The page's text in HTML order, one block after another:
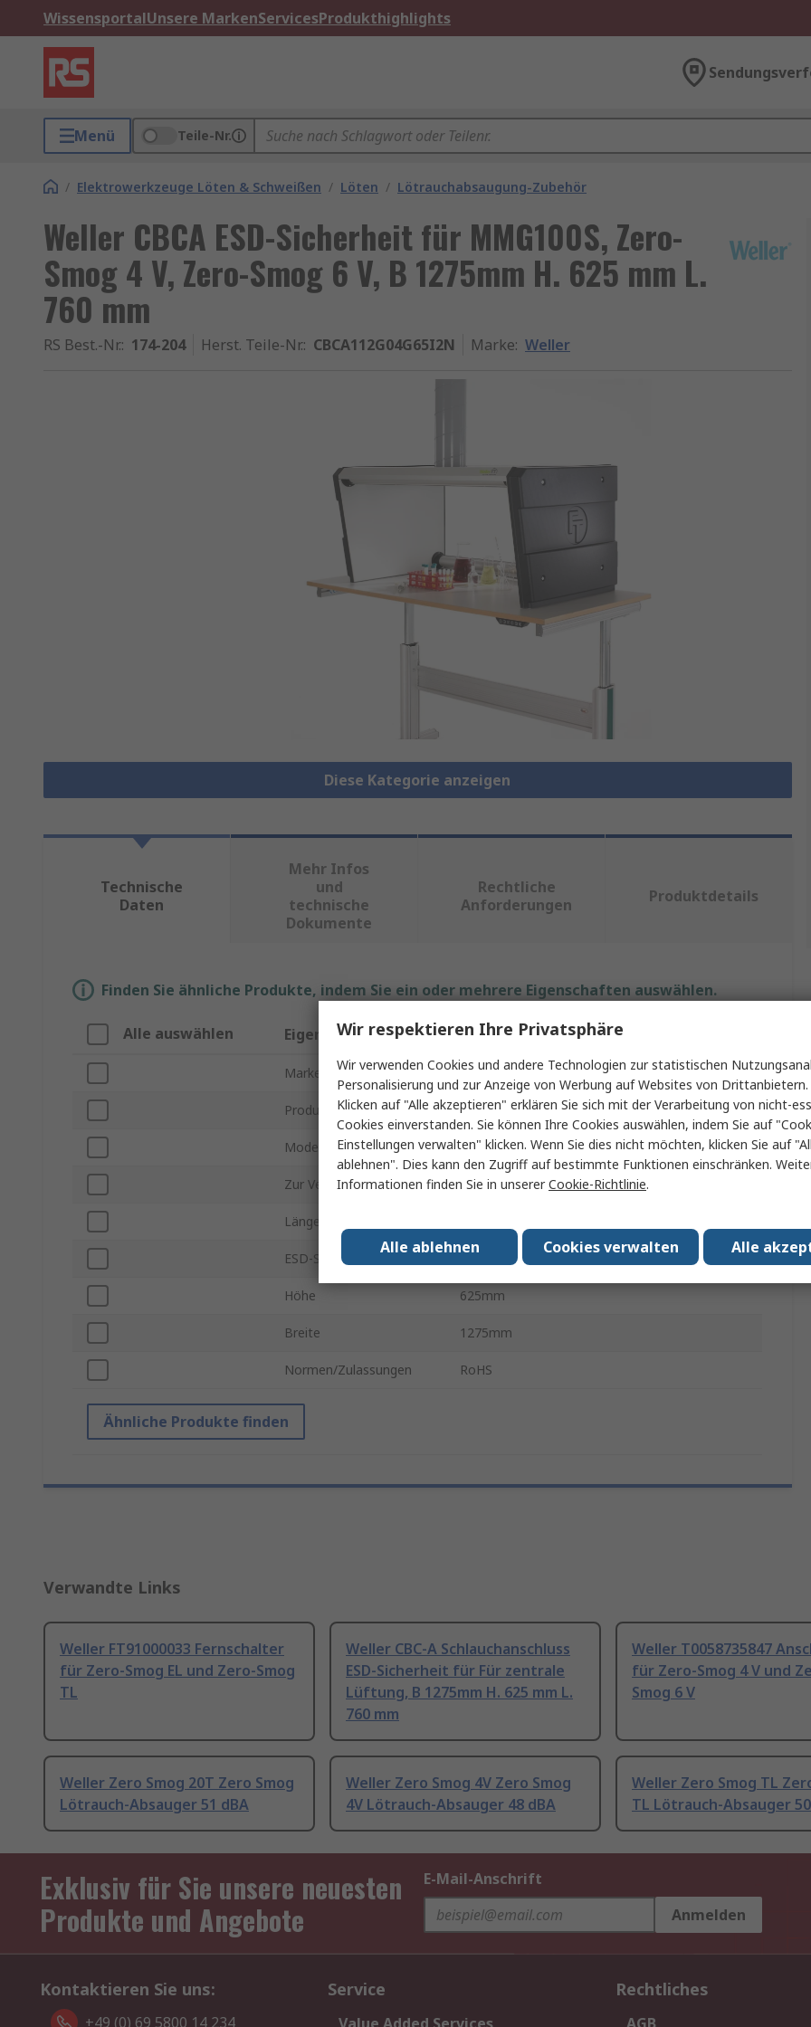
WissensportalUnsere MarkenServicesProdukthighlights
Menü Teile-Nr.
/ Elektrowerkzeuge Löten & Schweißen / Löten / Lötrauchabsaugung-Zubehör
Weller CBCA ESD-Sicherheit für MMG100S, Zero-
Smog 4 V, Zero-Smog 6 V, B 1275mm H. 625 mm L.
760 mm
RS Best.-Nr.: 174-204 Herst. Teile-Nr.: CBCA112G04G65I2N Marke: Weller
Diese Kategorie anzeigen
Technische
Daten
Mehr Infos
und
technische
Dokumente
Rechtliche
Anforderungen
Produktdetails
Finden Sie ähnliche Produkte, indem Sie ein oder mehrere Eigenschaften auswählen.
Alle auswählen Eigenschaft Wert
Marke Weller
Produkt Typ Lötrauch-Absaugerzubehör
Modellnummer CBCA
Zur Verwendung mit MMG100S, Zero-Smog 4 V, Zero-Smog 6 V
Länge
ESD-Sicherheit
Höhe 625mm
Breite 1275mm
Normen/Zulassungen RoHS
Ähnliche Produkte finden
Verwandte Links
Weller FT91000033 Fernschalter
für Zero-Smog EL und Zero-Smog
TL
Weller CBC-A Schlauchanschluss
ESD-Sicherheit für Für zentrale
Lüftung, B 1275mm H. 625 mm L.
760 mm
Weller T0058735847
für Zero-Smog 4 V und
Smog 6 V
Weller Zero Smog 20T Zero Smog
Lötrauch-Absauger 51 dBA
Weller Zero Smog 4V Zero Smog
4V Lötrauch-Absauger 48 dBA
Weller Zero Smog TL
TL Lötrauch-Absauger
Exklusiv für Sie unsere neuesten
Produkte und Angebote
E-Mail-Anschrift
Anmelden
Kontaktieren Sie uns:
+49 (0) 69 5800 14 234
Service Rechtliches
Wir respektieren Ihre Privatsphäre
Wir verwenden Cookies und andere Technologien zur statistischen
Personalisierung und zur Anzeige von Werbung auf Websites von
Klicken auf "Alle akzeptieren" erklären Sie sich mit der Verarbeitung von nicht-
Cookies einverstanden. Sie können Ihre Cookies auswählen, indem Sie auf
Einstellungen verwalten" klicken. Wenn Sie dies nicht möchten, klicken Sie auf
ablehnen". Dies kann den Zugriff auf bestimmte Funktionen einschränken.
Informationen finden Sie in unsererCookie-Richtlinie.
Alle
Cookies verwalten
Alle ablehnen